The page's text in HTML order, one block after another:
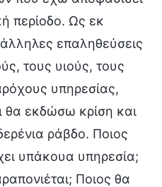
περίοδο. Ως εκ
επαληθεύσεις
τους υιούς, τους
υπηρεσίας,
θα εκδώσω κρίση και
ράβδο. Ποιος
υπάκουα υπηρεσία;
Ποιος θα